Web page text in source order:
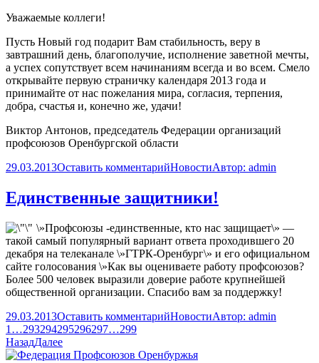
Уважаемые коллеги!
Пусть Новый год подарит Вам стабильность, веру в
завтрашний день, благополучие, исполнение заветной мечты,
а успех сопутствует всем начинаниям всегда и во всем. Смело
открывайте первую страничку календаря 2013 года и
принимайте от нас пожелания мира, согласия, терпения,
добра, счастья и, конечно же, удачи!
Виктор Антонов, председатель Федерации организаций
профсоюзов Оренбургской области
29.03.2013Оставить комментарийНовостиАвтор: admin
Единственные защитники!
\»Профсоюзы -единственные, кто нас защищает\» —
такой самый популярный вариант ответа проходившего 20
декабря на телеканале \»ГТРК-Оренбург\» и его официальном
сайте голосования \»Как вы оцениваете работу профсоюзов?
Более 500 человек выразили доверие работе крупнейшей
общественной организации. Спасибо вам за поддержку!
29.03.2013Оставить комментарийНовостиАвтор: admin
1 …293294295296297…299
НазадДалее